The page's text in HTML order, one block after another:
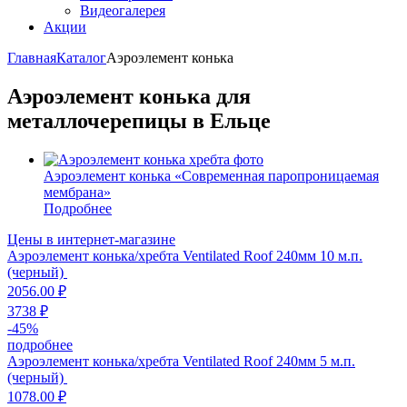
Видеогалерея
Акции
ГлавнаяКаталогАэроэлемент конька
Аэроэлемент конька для
металлочерепицы в Ельце
Аэроэлемент конька «Современная паропроницаемая
мембрана»
Подробнее
Цены в интернет-магазине
Аэроэлемент конька/хребта Ventilated Roof 240мм 10 м.п.
(черный)
2056.00 ₽
3738 ₽
-45%
подробнее
Аэроэлемент конька/хребта Ventilated Roof 240мм 5 м.п.
(черный)
1078.00 ₽